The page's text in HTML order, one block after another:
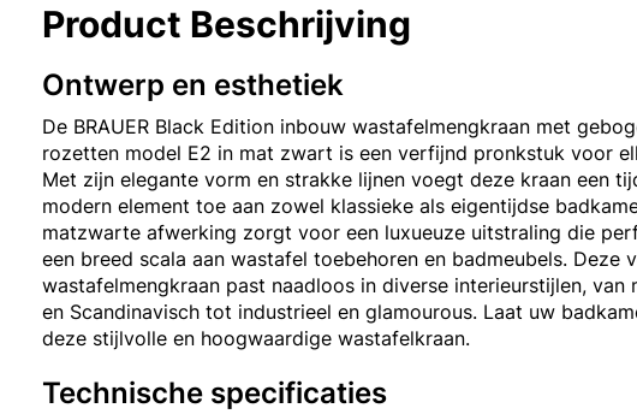
Product Beschrijving
Ontwerp en esthetiek
De BRAUER Black Edition inbouw wastafelmengkraan met
rozetten model E2 in mat zwart is een verfijnd pronkstuk voor
Met zijn elegante vorm en strakke lijnen voegt deze kraan een
modern element toe aan zowel klassieke als eigentijdse
matzwarte afwerking zorgt voor een luxueuze uitstraling die
een breed scala aan wastafel toebehoren en badmeubels. Deze
wastafelmengkraan past naadloos in diverse interieurstijlen, van
en Scandinavisch tot industrieel en glamourous. Laat uw
deze stijlvolle en hoogwaardige wastafelkraan.
Technische specificaties